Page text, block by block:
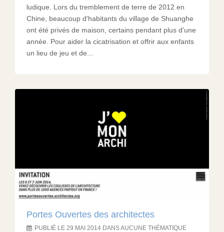
ludique. Lors du tremblement de terre de 2012 en
Chine, beaucoup d'habitants du village de Shuanghe
ont été privés de maison, certains pendant plus d'une
année. Pour aider la cicatrisation et offrir aux enfants
un lieu de jeu et de...
Portes Ouvertes des architectes
PUBLIÉ LE 29 MAI 2014 DANS AUCUNE THÉMATIQUE